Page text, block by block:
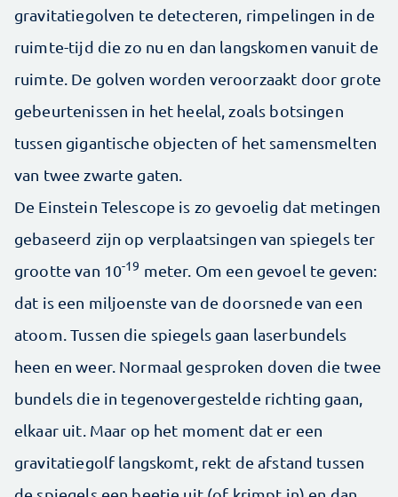
gravitatiegolven te detecteren, rimpelingen in de
ruimte-tijd die zo nu en dan langskomen vanuit de
ruimte. De golven worden veroorzaakt door grote
gebeurtenissen in het heelal, zoals botsingen
tussen gigantische objecten of het samensmelten
van twee zwarte gaten.
De Einstein Telescope is zo gevoelig dat metingen
gebaseerd zijn op verplaatsingen van spiegels ter
grootte van 10-19 meter. Om een gevoel te geven:
dat is een miljoenste van de doorsnede van een
atoom. Tussen die spiegels gaan laserbundels
heen en weer. Normaal gesproken doven die twee
bundels die in tegenovergestelde richting gaan,
elkaar uit. Maar op het moment dat er een
gravitatiegolf langskomt, rekt de afstand tussen